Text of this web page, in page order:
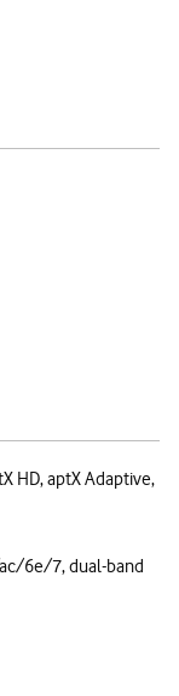
HD, aptX Adaptive,
6e/7, dual-band